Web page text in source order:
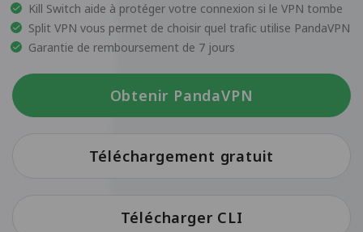
Kill Switch aide à protéger votre connexion si le VPN tombe
Split VPN vous permet de choisir quel trafic utilise PandaVPN
Garantie de remboursement de 7 jours
Obtenir PandaVPN
Téléchargement gratuit
Télécharger CLI